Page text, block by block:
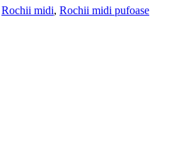
Rochii midi, Rochii midi pufoase